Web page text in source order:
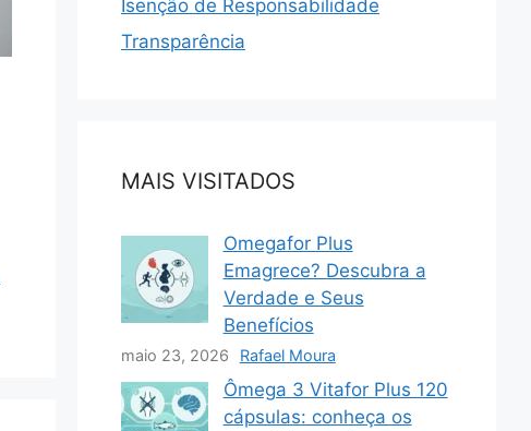
Isenção de Responsabilidade
Transparência
MAIS VISITADOS
Omegafor Plus
Emagrece? Descubra a
Verdade e Seus
Benefícios
maio 23, 2026 Rafael Moura
Ômega 3 Vitafor Plus 120
cápsulas: conheça os